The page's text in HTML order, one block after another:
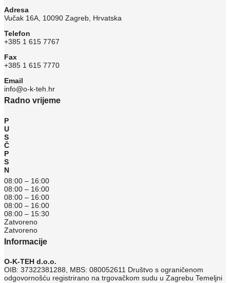
Adresa
Vučak 16A, 10090 Zagreb, Hrvatska
Telefon
+385 1 615 7767
Fax
+385 1 615 7770
Email
info@o-k-teh.hr
Radno vrijeme
P
U
S
Č
P
S
N
08:00 – 16:00
08:00 – 16:00
08:00 – 16:00
08:00 – 16:00
08:00 – 15:30
Zatvoreno
Zatvoreno
Informacije
O-K-TEH d.o.o.
OIB: 37322381288, MBS: 080052611 Društvo s ograničenom
odgovornošću registrirano na trgovačkom sudu u Zagrebu Temeljni